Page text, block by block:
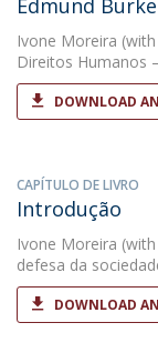
Edmund Burke
Ivone Moreira
Direitos Humanos
DOWNLOAD
CAPÍTULO DE LIVRO
Introdução
Ivone Moreira
defesa da
DOWNLOAD